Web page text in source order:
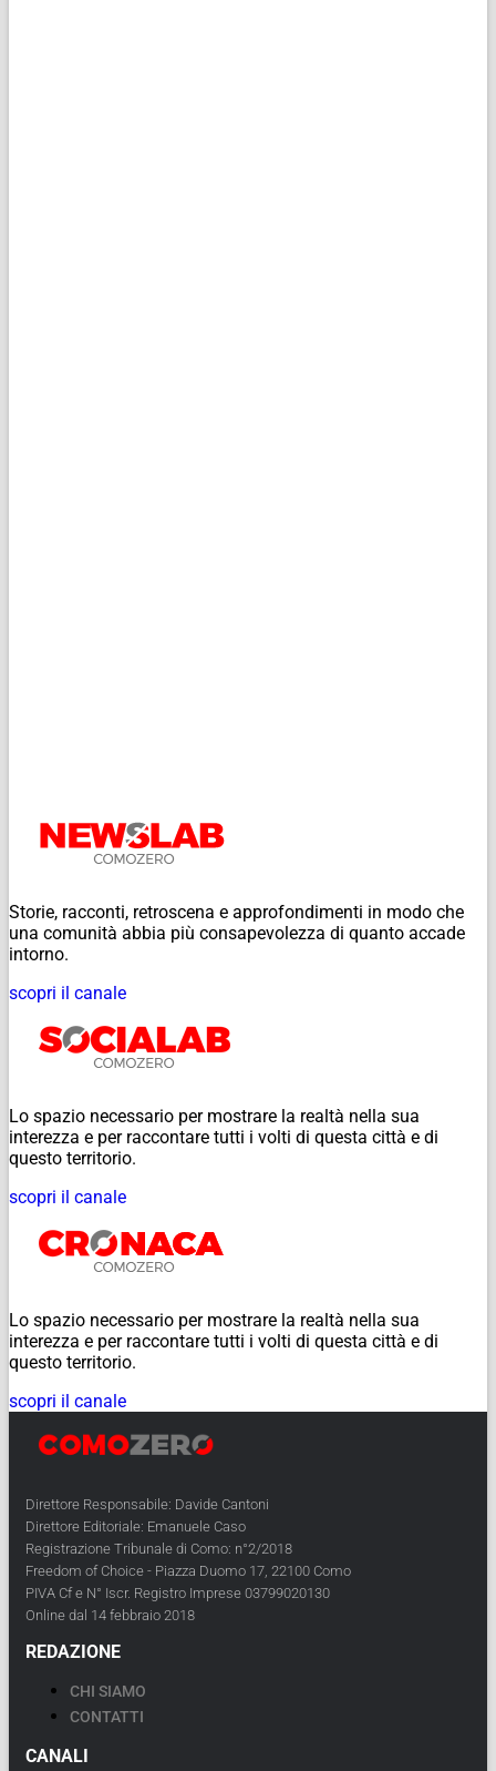
Storie, racconti, retroscena e approfondimenti in modo che
una comunità abbia più consapevolezza di quanto accade
intorno.
scopri il canale
Lo spazio necessario per mostrare la realtà nella sua
interezza e per raccontare tutti i volti di questa città e di
questo territorio.
scopri il canale
Lo spazio necessario per mostrare la realtà nella sua
interezza e per raccontare tutti i volti di questa città e di
questo territorio.
scopri il canale
Direttore Responsabile: Davide Cantoni
Direttore Editoriale: Emanuele Caso
Registrazione Tribunale di Como: n°2/2018
Freedom of Choice - Piazza Duomo 17, 22100 Como
PIVA Cf e N° Iscr. Registro Imprese 03799020130
Online dal 14 febbraio 2018
REDAZIONE
CHI SIAMO
CONTATTI
CANALI